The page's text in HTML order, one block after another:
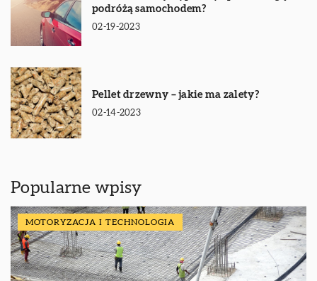
podróżą samochodem?
02-19-2023
Pellet drzewny – jakie ma zalety?
02-14-2023
Popularne wpisy
MOTORYZACJA I TECHNOLOGIA